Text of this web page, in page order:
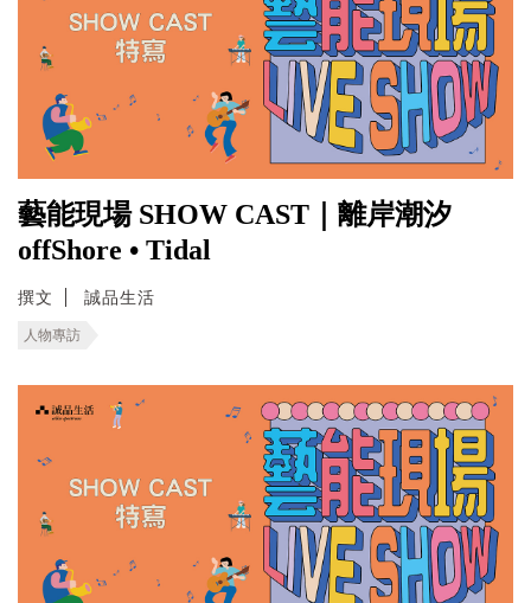
藝能現場 SHOW CAST｜離岸潮汐
offShore • Tidal
撰文 誠品生活
人物專訪